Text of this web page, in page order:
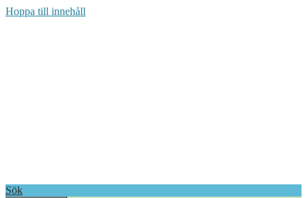
Hoppa till innehåll
Sök